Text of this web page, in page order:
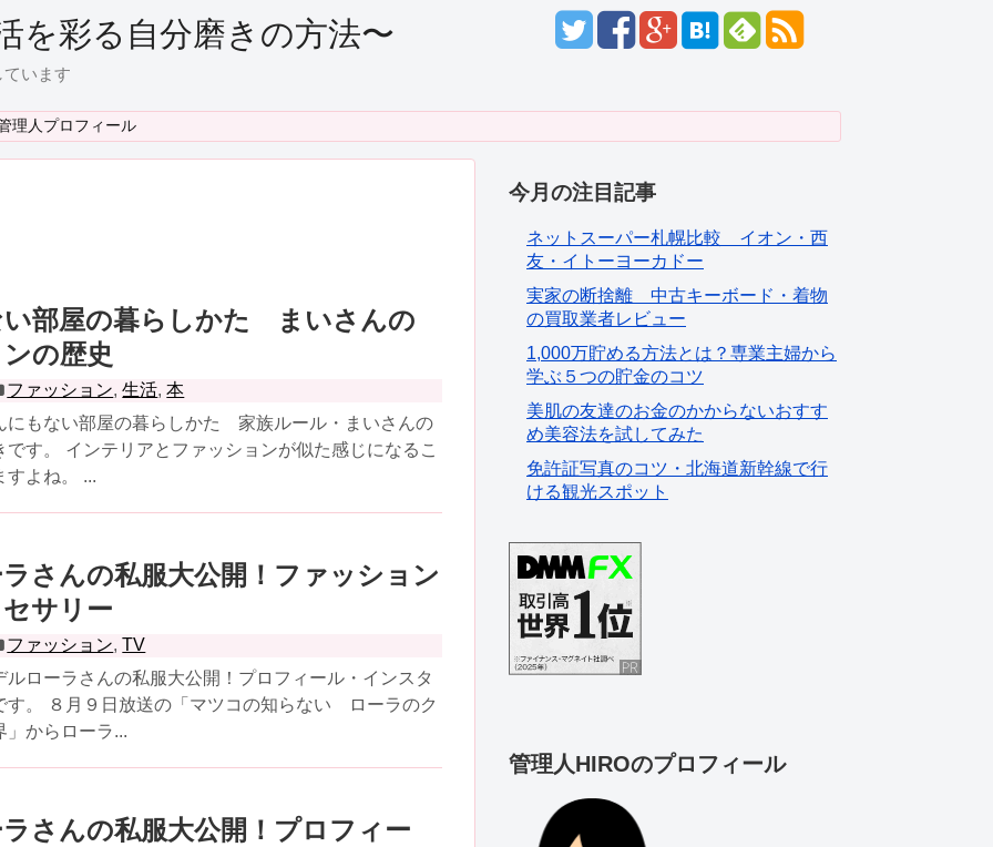
彩る自分磨きの方法〜
います
理人プロフィール
部屋の暮らしかた まいさんの
の歴史
ファッション,生活,本
にもない部屋の暮らしかた 家族ルール・まいさんの
です。 インテリアとファッションが似た感じになるこ
すよね。 ...
さんの私服大公開！ファッション
サリー
ファッション,TV
ルローラさんの私服大公開！プロフィール・インスタ
す。 ８月９日放送の「マツコの知らない ローラのク
」からローラ...
さんの私服大公開！プロフィー
今月の注目記事
ネットスーパー札幌比較 イオン・西
友・イトーヨーカドー
実家の断捨離 中古キーボード・着物
の買取業者レビュー
1,000万貯める方法とは？専業主婦から
学ぶ５つの貯金のコツ
美肌の友達のお金のかからないおすす
め美容法を試してみた
免許証写真のコツ・北海道新幹線で行
ける観光スポット
管理人HIROのプロフィール